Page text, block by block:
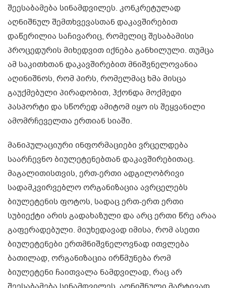
შეესაბამება სინამდვილეს. კონკრეტულად
აღნიშნულ შემთხვევასთან დაკავშირებით
დაწერილია საჩივარიც, რომელიც შესაბამისი
პროცედურის მიხედვით იქნება განხილული. თუმცა
ამ საკითხთან დაკავშირებით მნიშვნელოვანია
აღინიშნოს, რომ პირს, რომელმაც ხმა მისცა
გაუქმებული პირადობით, ჰქონდა მოქმედი
პასპორტი და სწორედ ამიტომ იყო ის შეყვანილი
ამომრჩეველთა ერთიან სიაში.
მანიპულაციური ინფორმაციები ვრცელდება
საარჩევნო ბიულეტენებთან დაკავშირებითაც.
მაგალითისთვის, ერთ-ერთი ადგილობრივი
სადამკვირვებლო ორგანიზაცია ავრცელებს
ბიულეტენის ფოტოს, სადაც ერთ-ერთ ერთი
სუბიექტი არის გადახაზული და არც ერთი წრე არაა
გაფერადებული. მიუხედავად იმისა, რომ ასეთი
ბიულეტენები ერთმნიშვნელოვნად ითვლება
ბათილად, ორგანიზაცია ირწმუნება რომ
ბიულეტენი ჩაითვალა ნამდვილად, რაც არ